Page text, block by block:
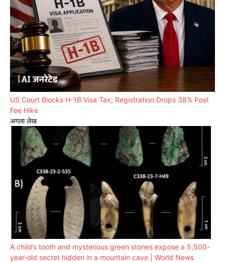
US Court Blocks H-1B Visa Tax; Registration Drops 38% Post
Fee Hike
अगला लेख
A child’s tooth and mysterious green stones expose a 5,500-
year-old secret hidden in a mountain cave | World News